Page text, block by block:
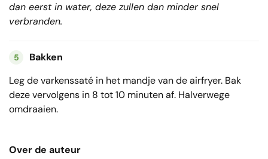
dan eerst in water, deze zullen dan minder snel
verbranden.
5
Bakken
Leg de varkenssaté in het mandje van de airfryer. Bak
deze vervolgens in 8 tot 10 minuten af. Halverwege
omdraaien.
Over de auteur